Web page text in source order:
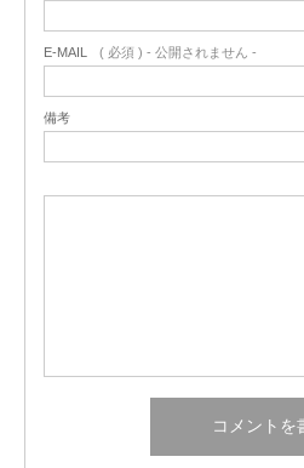
E-MAIL ( 必須 ) - 公開されません -
備考